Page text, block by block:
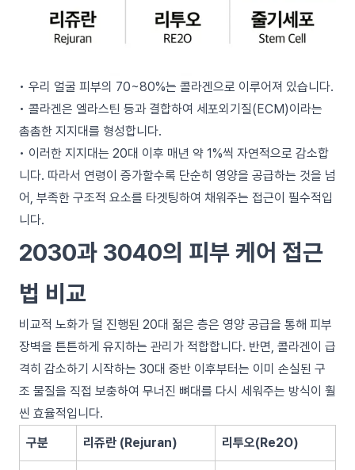
• 우리 얼굴 피부의 70~80%는 콜라겐으로 이루어져 있습니다.
• 콜라겐은 엘라스틴 등과 결합하여 세포외기질(ECM)이라는
촘촘한 지지대를 형성합니다.
• 이러한 지지대는 20대 이후 매년 약 1%씩 자연적으로 감소합
니다. 따라서 연령이 증가할수록 단순히 영양을 공급하는 것을 넘
어, 부족한 구조적 요소를 타겟팅하여 채워주는 접근이 필수적입
니다.
2030과 3040의 피부 케어 접근
법 비교
비교적 노화가 덜 진행된 20대 젊은 층은 영양 공급을 통해 피부
장벽을 튼튼하게 유지하는 관리가 적합합니다. 반면, 콜라겐이 급
격히 감소하기 시작하는 30대 중반 이후부터는 이미 손실된 구
조 물질을 직접 보충하여 무너진 뼈대를 다시 세워주는 방식이 훨
씬 효율적입니다.
구분
리쥬란 (Rejuran) 리투오(Re2O)